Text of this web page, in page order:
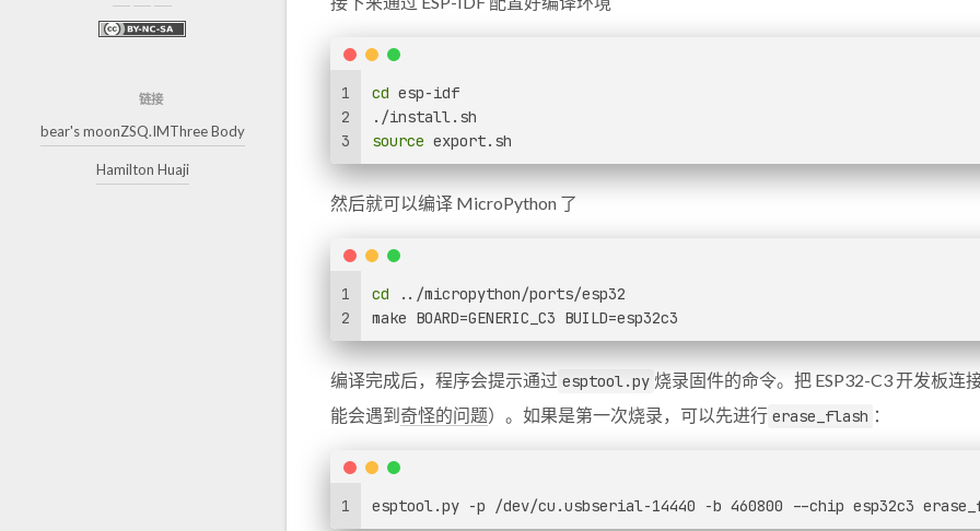
链接
bear's moonZSQ.IMThree Body
Hamilton Huaji
1
2
3
cd esp-idf
./install.sh
source export.sh
然后就可以编译 MicroPython 了
1
2
cd ../micropython/ports/esp32
make BOARD=GENERIC_C3 BUILD=esp32c3
编译完成后，程序会提示通过 esptool.py 烧录固件的命令。把 ESP32-C3 开发板
能会遇到奇怪的问题）。如果是第一次烧录，可以先进行 erase_flash ：
1 esptool.py -p /dev/cu.usbserial-14440 -b 460800 --chip esp32c3